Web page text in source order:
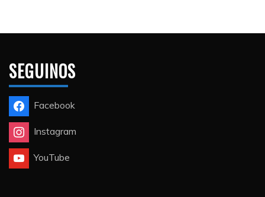
SEGUINOS
Facebook
Instagram
YouTube